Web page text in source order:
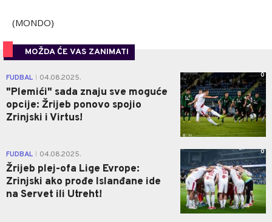
(MONDO)
MOŽDA ĆE VAS ZANIMATI
FUDBAL 04.08.2025.
"Plemići" sada znaju sve moguće
opcije: Žrijeb ponovo spojio
Zrinjski i Virtus!
0
FUDBAL 04.08.2025.
Žrijeb plej-ofa Lige Evrope:
Zrinjski ako prođe Islanđane ide
na Servet ili Utreht!
0